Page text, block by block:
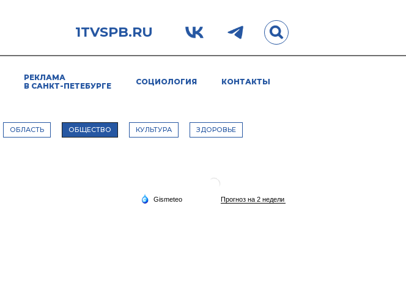
1TVSPB.RU
РЕКЛАМА
В САНКТ-ПЕТЕБУРГЕ
СОЦИОЛОГИЯ КОНТАКТЫ
ОБЛАСТЬ ОБЩЕСТВО КУЛЬТУРА ЗДОРОВЬЕ